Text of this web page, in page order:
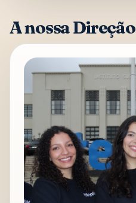
A nossa Direção